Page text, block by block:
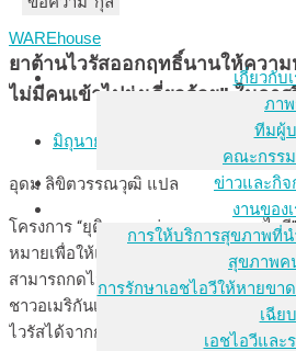
WAREhouse
เกี่ยวกับ
ภา
ทีมผู้
คณะกรร
ข่าวและกิจ
งานของ
การให้บริการสุขภาพที่
สุขภาพค
การรักษาเอชไอวีให้หายขา
เฉีย
เอชไอวีและ
ยาต้านไวรัสออกฤทธิ์นานให้ควา
ไม่มีคนเข้าไปยุ่งเกี่ยวด้วย” ในกา
มิถุนายน 4, 2024
อุดม ลิขิตวรรณวุฒิ แปล
โครงการ “ยุติการแพร่ระบาดของเอชไอวี
หมายเพื่อให้แน่ใจว่า 95% ของผู้ที่ได้รับก
สามารถกดไวรัสได้ภายในปีคศ. 2025 อ
ชาวอเมริกันเพียงประมาณ 65% ที่ติดเอช
ไวรัสได้จากการรักษาด้วยการกินยาต้าน